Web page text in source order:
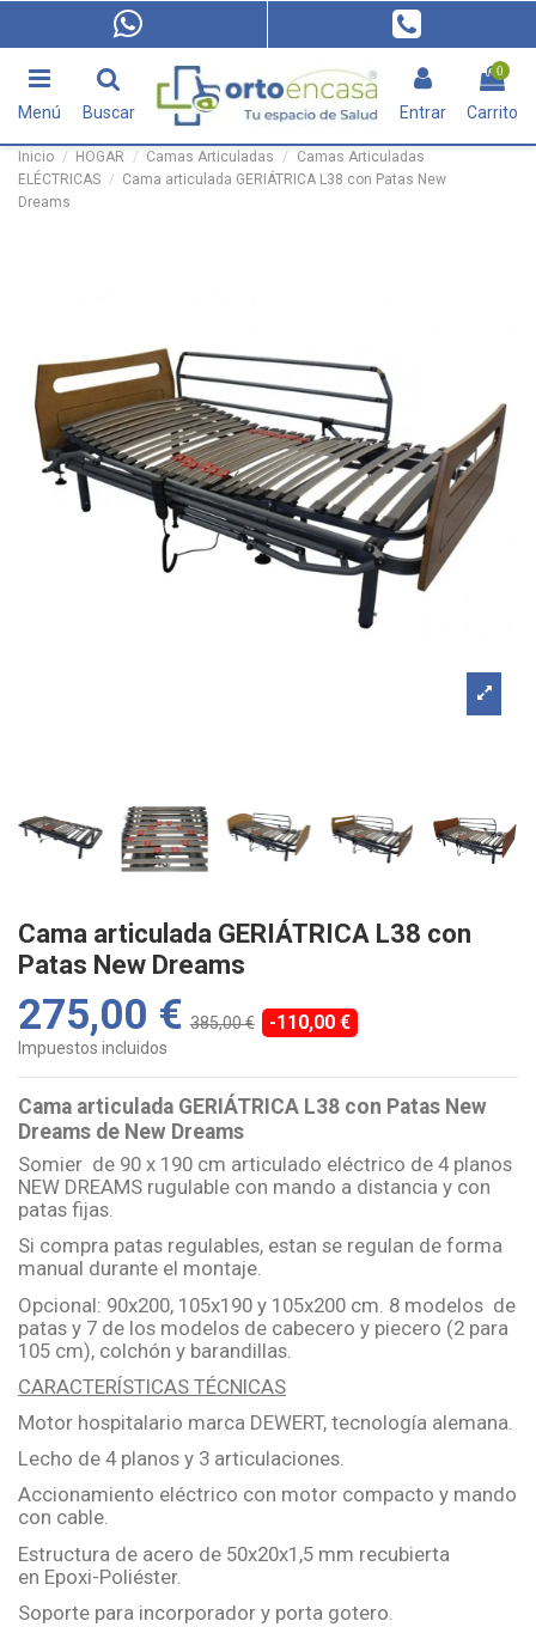
Menú Buscar Entrar
0
Carrito
Inicio HOGAR Camas Articuladas
Camas Articuladas
ELÉCTRICAS
Cama articulada GERIÁTRICA L38 con Patas New
Dreams
Cama articulada GERIÁTRICA L38 con
Patas New Dreams
275,00 € 385,00 € -110,00 €
Impuestos incluidos
Cama articulada GERIÁTRICA L38 con Patas New
Dreams de New Dreams
Somier de 90 x 190 cm articulado eléctrico de 4 planos
NEW DREAMS rugulable con mando a distancia y con
patas fijas.
Si compra patas regulables, estan se regulan de forma
manual durante el montaje.
Opcional: 90x200, 105x190 y 105x200 cm. 8 modelos de
patas y 7 de los modelos de cabecero y piecero (2 para
105 cm), colchón y barandillas.
CARACTERÍSTICAS TÉCNICAS
Motor hospitalario marca DEWERT, tecnología alemana.
Lecho de 4 planos y 3 articulaciones.
Accionamiento eléctrico con motor compacto y mando
con cable.
Estructura de acero de 50x20x1,5 mm recubierta
en Epoxi-Poliéster.
Soporte para incorporador y porta gotero.